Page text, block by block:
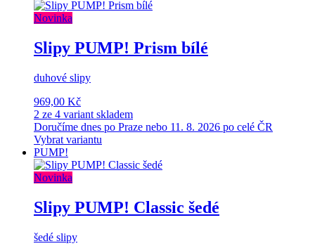
Novinka
Slipy PUMP! Prism bílé
duhové slipy
969,00 Kč
2 ze 4 variant skladem
Doručíme dnes po Praze nebo 11. 8. 2026 po celé ČR
Vybrat variantu
PUMP!
Novinka
Slipy PUMP! Classic šedé
šedé slipy